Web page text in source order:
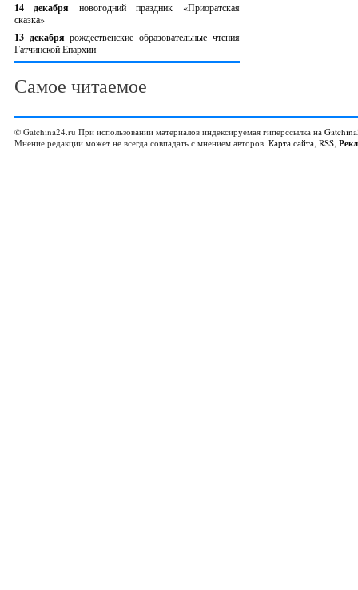
14 декабря новогодний праздник «Приоратская
сказка»
13 декабрярождественские образовательные чтения
Гатчинской Епархии
Самое читаемое
© Gatchina24.ru При использовании материалов индексируемая гиперссылка на
Мнение редакции может не всегда совпадать с мнением авторов. Карта сайта, RSS,